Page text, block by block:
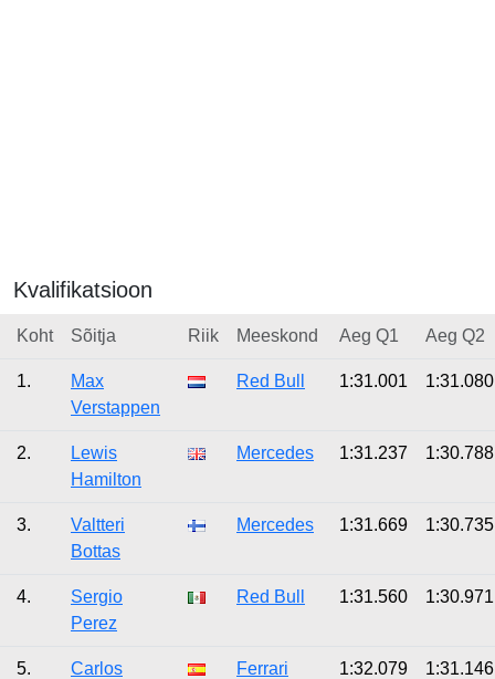
Kvalifikatsioon
Koht Sõitja Riik Meeskond Aeg Q1 Aeg Q2
1.
Max
Verstappen
Red Bull 1:31.001 1:31.080
2.
Lewis
Hamilton
Mercedes 1:31.237 1:30.788
3.
Valtteri
Bottas
Mercedes 1:31.669 1:30.735
4.
Sergio
Perez
Red Bull 1:31.560 1:30.971
5.
Carlos
Ferrari 1:32.079 1:31.146